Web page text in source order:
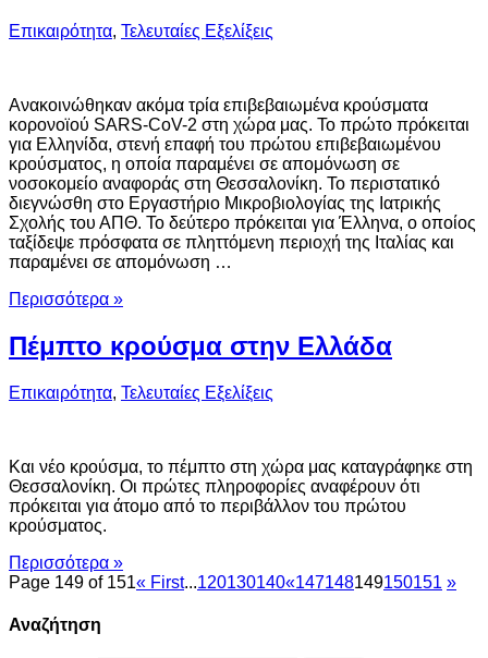
Επικαιρότητα, Τελευταίες Εξελίξεις
Ανακοινώθηκαν ακόμα τρία επιβεβαιωμένα κρούσματα
κορονοϊού SARS-CoV-2 στη χώρα μας. Το πρώτο πρόκειται
για Ελληνίδα, στενή επαφή του πρώτου επιβεβαιωμένου
κρούσματος, η οποία παραμένει σε απομόνωση σε
νοσοκομείο αναφοράς στη Θεσσαλονίκη. Το περιστατικό
διεγνώσθη στο Εργαστήριο Μικροβιολογίας της Ιατρικής
Σχολής του ΑΠΘ. Το δεύτερο πρόκειται για Έλληνα, ο οποίος
ταξίδεψε πρόσφατα σε πληττόμενη περιοχή της Ιταλίας και
παραμένει σε απομόνωση …
Περισσότερα »
Πέμπτο κρούσμα στην Ελλάδα
Επικαιρότητα, Τελευταίες Εξελίξεις
Και νέο κρούσμα, το πέμπτο στη χώρα μας καταγράφηκε στη
Θεσσαλονίκη. Οι πρώτες πληροφορίες αναφέρουν ότι
πρόκειται για άτομο από το περιβάλλον του πρώτου
κρούσματος.
Περισσότερα »
Page 149 of 151« First...120130140«147148149150151 »
Αναζήτηση